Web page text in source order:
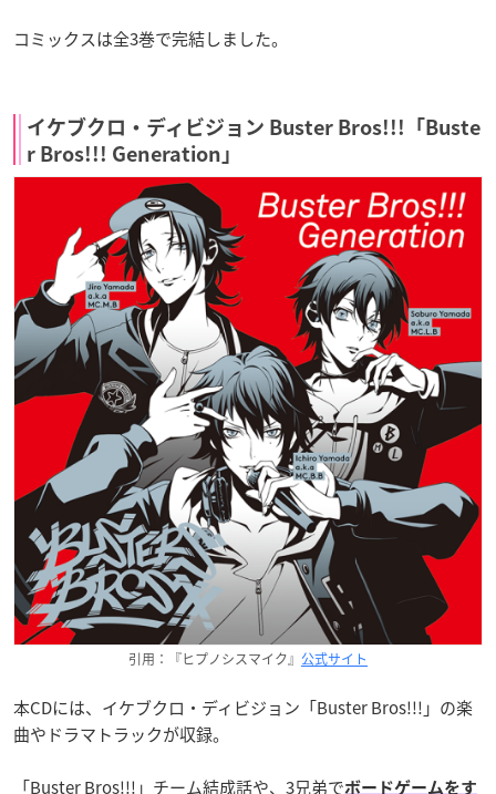
コミックスは全3巻で完結しました。
イケブクロ・ディビジョン Buster Bros!!!「Buste
r Bros!!! Generation」
引用：『ヒプノシスマイク』 公式サイト
本CDには、イケブクロ・ディビジョン「Buster Bros!!!」の楽
曲やドラマトラックが収録。
「Buster Bros!!!」チーム結成話や、3兄弟でボードゲームをす